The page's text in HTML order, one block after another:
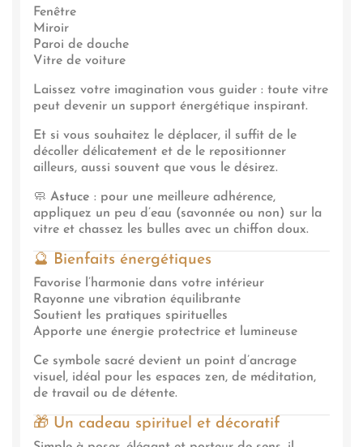
Fenêtre
Miroir
Paroi de douche
Vitre de voiture
Laissez votre imagination vous guider : toute vitre
peut devenir un support énergétique inspirant.
Et si vous souhaitez le déplacer, il suffit de le
décoller délicatement et de le repositionner
ailleurs, aussi souvent que vous le désirez.
🧼 Astuce : pour une meilleure adhérence,
appliquez un peu d’eau (savonnée ou non) sur la
vitre et chassez les bulles avec un chiffon doux.
🔮 Bienfaits énergétiques
Favorise l’harmonie dans votre intérieur
Rayonne une vibration équilibrante
Soutient les pratiques spirituelles
Apporte une énergie protectrice et lumineuse
Ce symbole sacré devient un point d’ancrage
visuel, idéal pour les espaces zen, de méditation,
de travail ou de détente.
🎁 Un cadeau spirituel et décoratif